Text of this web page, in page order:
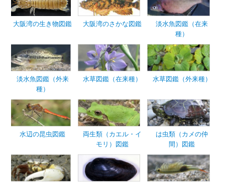
大阪湾の生き物図鑑 大阪湾のさかな図鑑
淡水魚図鑑（在来
種）
淡水魚図鑑（外来
種）
水草図鑑（在来種） 水草図鑑（外来種）
水辺の昆虫図鑑
両生類（カエル・イ
モリ）図鑑
は虫類（カメの仲
間）図鑑